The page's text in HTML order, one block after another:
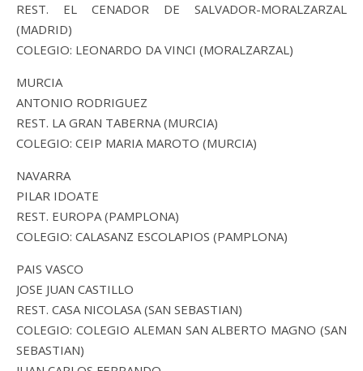
REST. EL CENADOR DE SALVADOR-MORALZARZAL
(MADRID)
COLEGIO: LEONARDO DA VINCI (MORALZARZAL)
MURCIA
ANTONIO RODRIGUEZ
REST. LA GRAN TABERNA (MURCIA)
COLEGIO: CEIP MARIA MAROTO (MURCIA)
NAVARRA
PILAR IDOATE
REST. EUROPA (PAMPLONA)
COLEGIO: CALASANZ ESCOLAPIOS (PAMPLONA)
PAIS VASCO
JOSE JUAN CASTILLO
REST. CASA NICOLASA (SAN SEBASTIAN)
COLEGIO: COLEGIO ALEMAN SAN ALBERTO MAGNO (SAN
SEBASTIAN)